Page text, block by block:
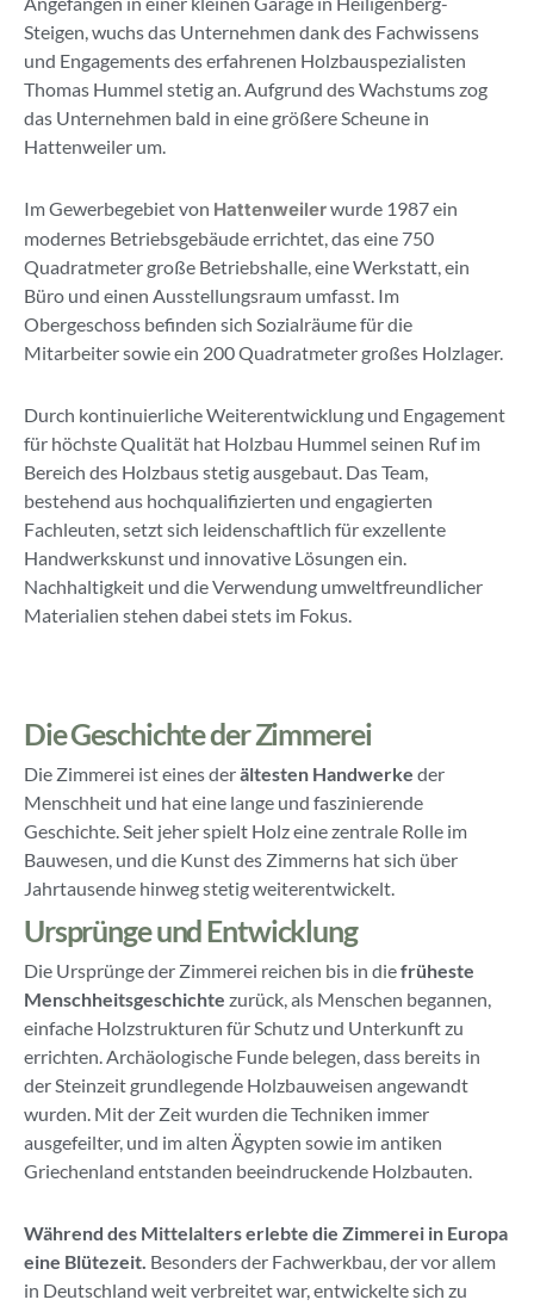
Steigen, wuchs das Unternehmen dank des Fachwissens
und Engagements des erfahrenen Holzbauspezialisten
Thomas Hummel stetig an. Aufgrund des Wachstums zog
das Unternehmen bald in eine größere Scheune in
Hattenweiler um.
Im Gewerbegebiet von Hattenweilerwurde 1987 ein
modernes Betriebsgebäude errichtet, das eine 750
Quadratmeter große Betriebshalle, eine Werkstatt, ein
Büro und einen Ausstellungsraum umfasst. Im
Obergeschoss befinden sich Sozialräume für die
Mitarbeiter sowie ein 200 Quadratmeter großes Holzlager.
Durch kontinuierliche Weiterentwicklung und Engagement
für höchste Qualität hat Holzbau Hummel seinen Ruf im
Bereich des Holzbaus stetig ausgebaut. Das Team,
bestehend aus hochqualifizierten und engagierten
Fachleuten, setzt sich leidenschaftlich für exzellente
Handwerkskunst und innovative Lösungen ein.
Nachhaltigkeit und die Verwendung umweltfreundlicher
Materialien stehen dabei stets im Fokus.
Die Geschichte der Zimmerei
Die Zimmerei ist eines derältesten Handwerke der
Menschheit und hat eine lange und faszinierende
Geschichte. Seit jeher spielt Holz eine zentrale Rolle im
Bauwesen, und die Kunst des Zimmerns hat sich über
Jahrtausende hinweg stetig weiterentwickelt.
Ursprünge und Entwicklung
Die Ursprünge der Zimmerei reichen bis in diefrüheste
Menschheitsgeschichte zurück, als Menschen begannen,
einfache Holzstrukturen für Schutz und Unterkunft zu
errichten. Archäologische Funde belegen, dass bereits in
der Steinzeit grundlegende Holzbauweisen angewandt
wurden. Mit der Zeit wurden die Techniken immer
ausgefeilter, und im alten Ägypten sowie im antiken
Griechenland entstanden beeindruckende Holzbauten.
Während des Mittelalters erlebte die Zimmerei in Europa
eine Blütezeit. Besonders der Fachwerkbau, der vor allem
in Deutschland weit verbreitet war, entwickelte sich zu